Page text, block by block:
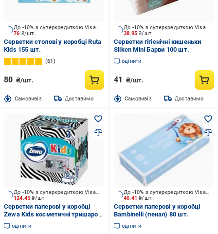
76 ₴/шт.
До -10% з суперкредиткою Visa Вигода
Серветки столові у коробці Ruta
Kids 155 шт.
61
80 ₴/шт.
Cамовивіз Доставимо
38.95₴/шт.
До -10% з суперкредиткою Visa Вигода
Серветки гігієнічні кишеньки
Silken Mini Барви 100 шт.
оцінити
41 ₴/шт.
Cамовивіз Доставимо
124.45₴/шт.
До -10% з суперкредиткою Visa Вигода
Серветки паперові у коробці
Zewa Kids косметичні тришарові
60 шт.
оцінити
40.41₴/шт.
До -10% з суперкредиткою Visa Вигода
Серветки паперові у коробці
Bambinelli (пенал) 80 шт.
оцінити